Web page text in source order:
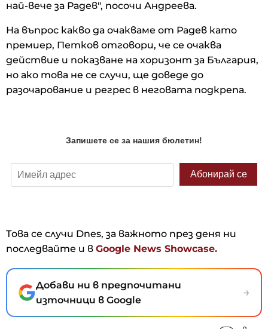
най-вече за Радев", посочи Андреева.
На въпрос какво да очакваме от Радев като
премиер, Петков отговори, че се очаква
действие и показване на хоризонт за България,
но ако това не се случи, ще доведе до
разочарование и регрес в неговата подкрепа.
Това се случи Dnes, за важното през деня ни
последвайте и в Google News Showcase.
Добави ни в предпочитани
източници в Google
→